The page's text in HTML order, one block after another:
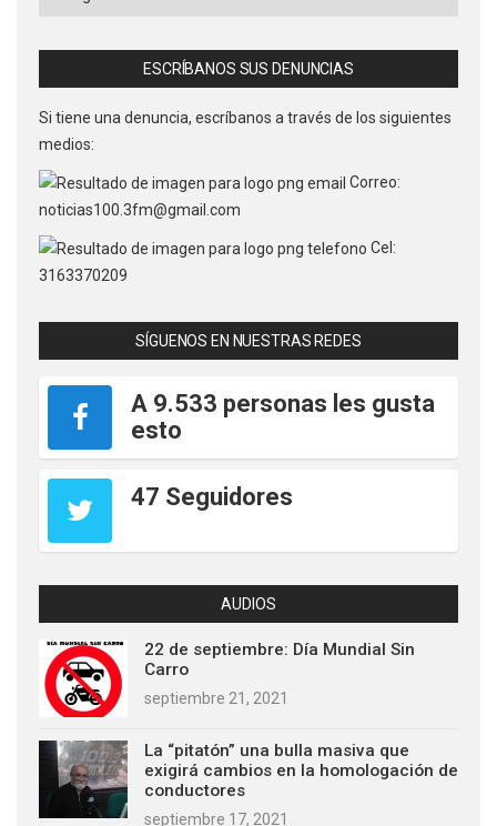
ESCRÍBANOS SUS DENUNCIAS
Si tiene una denuncia, escríbanos a través de los siguientes
medios:
Correo:
noticias100.3fm@gmail.com
Cel:
3163370209
SÍGUENOS EN NUESTRAS REDES
A 9.533 personas les gusta
esto
47 Seguidores
AUDIOS
22 de septiembre: Día Mundial Sin
Carro
septiembre 21, 2021
La “pitatón” una bulla masiva que
exigirá cambios en la homologación de
conductores
septiembre 17, 2021